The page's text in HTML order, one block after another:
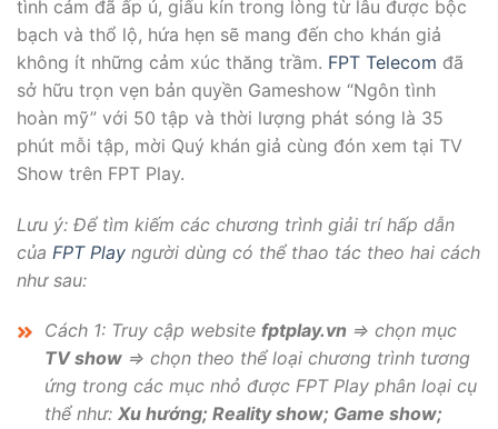
tình cảm đã ấp ủ, giấu kín trong lòng từ lâu được bộc
bạch và thổ lộ, hứa hẹn sẽ mang đến cho khán giả
không ít những cảm xúc thăng trầm. FPT Telecom đã
sở hữu trọn vẹn bản quyền Gameshow “Ngôn tình
hoàn mỹ” với 50 tập và thời lượng phát sóng là 35
phút mỗi tập, mời Quý khán giả cùng đón xem tại TV
Show trên FPT Play.
Lưu ý: Để tìm kiếm các chương trình giải trí hấp dẫn
của FPT Play người dùng có thể thao tác theo hai cách
như sau:
Cách 1: Truy cập website fptplay.vn => chọn mục
TV show => chọn theo thể loại chương trình tương
ứng trong các mục nhỏ được FPT Play phân loại cụ
thể như: Xu hướng; Reality show; Game show;